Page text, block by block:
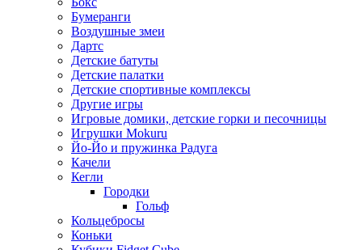
Бумеранги
Воздушные змеи
Дартс
Детские батуты
Детские палатки
Детские спортивные комплексы
Другие игры
Игровые домики, детские горки и песочницы
Игрушки Mokuru
Йо-Йо и пружинка Радуга
Качели
Кегли
Городки
Гольф
Кольцебросы
Коньки